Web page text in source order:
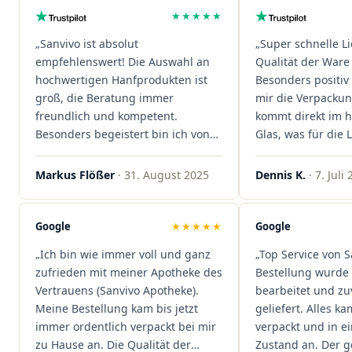
★★★★★
„Sanvivo ist absolut
empfehlenswert! Die Auswahl an
hochwertigen Hanfprodukten ist
groß, die Beratung immer
freundlich und kompetent.
Besonders begeistert bin ich von
der schnellen Rezeptannahme –
alles läuft unkompliziert und
sind extrem zügig, was mir jedes
Mal viel Zeit spart. Man merkt,
Kundenzufriedenheit an erster
Stelle stehen. Vielen Dank an das
Team von Sanvivo – ich bin
rundum begeistert!"
Markus Flößer · 31. August 2025
„Super schnelle
Qualität der
Besonders
mir die
kommt direkt im
Glas, was für die
ist. Ich bestelle
wieder!"
Dennis K. · 7. Juli
Google ★★★★★
„Ich bin wie immer voll und ganz
zufrieden mit meiner Apotheke des
Vertrauens (Sanvivo Apotheke).
Meine Bestellung kam bis jetzt
immer ordentlich verpackt bei mir
zu Hause an. Die Qualität der
Google
„Top Service von
Bestellung wurde
bearbeitet und
geliefert. Alles
verpackt und in
Zustand an. Der